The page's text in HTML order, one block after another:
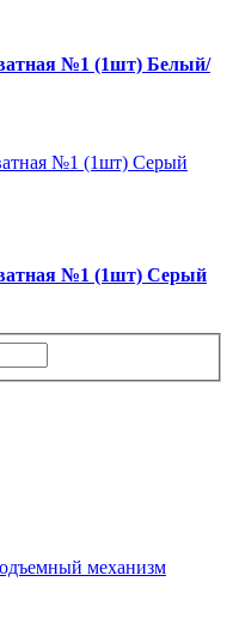
№1 (1шт) Белый/
№1 (1шт) Серый